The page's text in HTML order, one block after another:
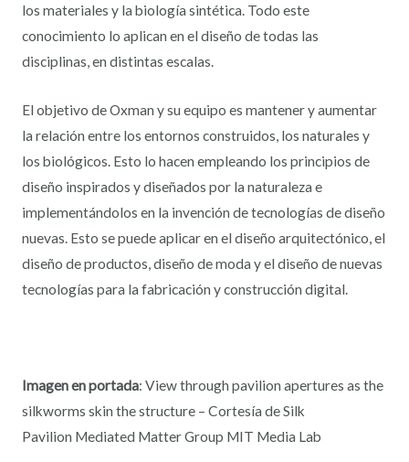
los materiales y la biología sintética. Todo este
conocimiento lo aplican en el diseño de todas las
disciplinas, en distintas escalas.
El objetivo de Oxman y su equipo es mantener y aumentar
la relación entre los entornos construidos, los naturales y
los biológicos. Esto lo hacen empleando los principios de
diseño inspirados y diseñados por la naturaleza e
implementándolos en la invención de tecnologías de diseño
nuevas. Esto se puede aplicar en el diseño arquitectónico, el
diseño de productos, diseño de moda y el diseño de nuevas
tecnologías para la fabricación y construcción digital.
Imagen en portada: View through pavilion apertures as the
silkworms skin the structure – Cortesía de Silk
Pavilion Mediated Matter Group MIT Media Lab